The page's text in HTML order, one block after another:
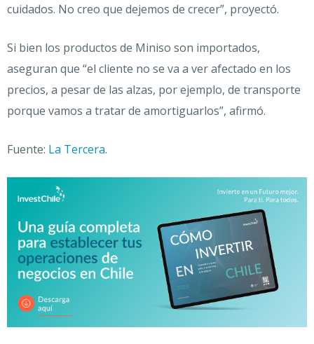
cuidados. No creo que dejemos de crecer”, proyectó.
Si bien los productos de Miniso son importados,
aseguran que “el cliente no se va a ver afectado en los
precios, a pesar de las alzas, por ejemplo, de transporte
porque vamos a tratar de amortiguarlos”, afirmó.
Fuente: La Tercera.